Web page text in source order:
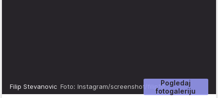
Pogledaj
fotogaleriju
Filip Stevanovic Foto: Instagram/screenshot/filip10